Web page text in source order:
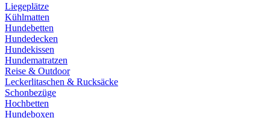
Liegeplätze
Kühlmatten
Hundebetten
Hundedecken
Hundekissen
Hundematratzen
Reise & Outdoor
Leckerlitaschen & Rucksäcke
Schonbezüge
Hochbetten
Hundeboxen